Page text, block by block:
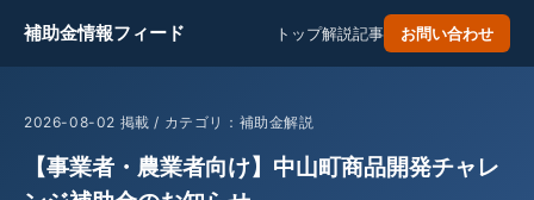
補助金情報フィード トップ解説記事 お問い合わせ
2026-08-02 掲載 / カテゴリ：補助金解説
【事業者・農業者向け】中山町商品開発チャレ